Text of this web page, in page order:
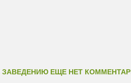
ЗАВЕДЕНИЮ ЕЩЕ НЕТ